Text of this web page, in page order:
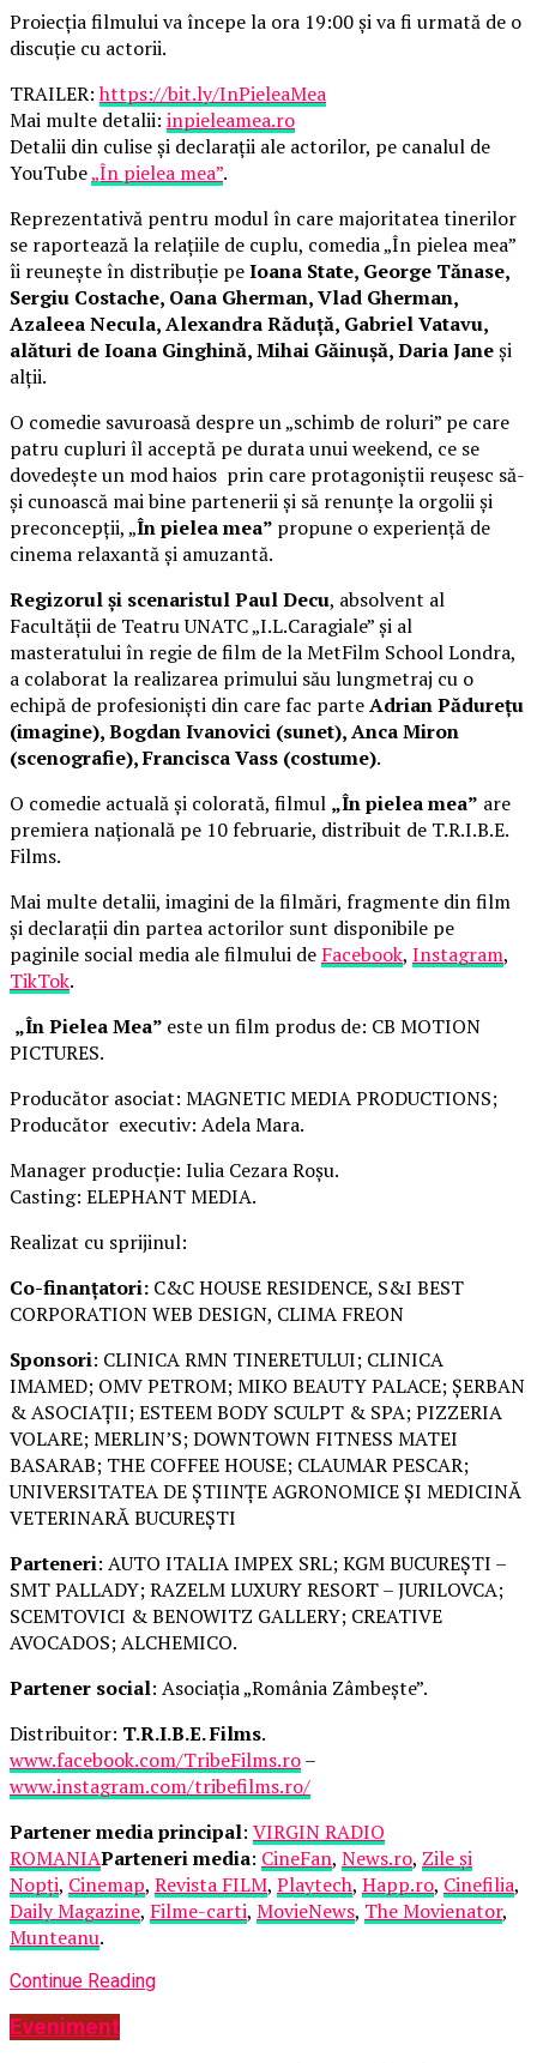
Proiecția filmului va începe la ora 19:00 și va fi urmată de o
discuție cu actorii.
TRAILER:https://bit.ly/InPieleaMea
Mai multe detalii: inpieleamea.ro
Detalii din culise și declarații ale actorilor, pe canalul de
YouTube„În pielea mea”.
Reprezentativă pentru modul în care majoritatea tinerilor
se raportează la relațiile de cuplu, comedia „În pielea mea”
îi reunește în distribuție peIoana State, George Tănase,
Sergiu Costache, Oana Gherman, Vlad Gherman,
Azaleea Necula, Alexandra Răduță, Gabriel Vatavu,
alături de Ioana Ginghină, Mihai Găinușă, Daria Janeși
alții.
O comedie savuroasă despre un „schimb de roluri” pe care
patru cupluri îl acceptă pe durata unui weekend, ce se
dovedește un mod haios prin care protagoniștii reușesc să-
și cunoască mai bine partenerii și să renunțe la orgolii și
preconcepții, „În pielea mea” propune o experiență de
cinema relaxantă și amuzantă.
Regizorul și scenaristul Paul Decu, absolvent al
Facultății de Teatru UNATC „I.L.Caragiale” și al
masteratului în regie de film de la MetFilm School Londra,
a colaborat la realizarea primului său lungmetraj cu o
echipă de profesioniști din care fac parteAdrian Pădurețu
(imagine), Bogdan Ivanovici (sunet), Anca Miron
(scenografie), Francisca Vass (costume).
O comedie actuală și colorată, filmul „În pielea mea” are
premiera națională pe 10 februarie, distribuit de T.R.I.B.E.
Films.
Mai multe detalii, imagini de la filmări, fragmente din film
și declarații din partea actorilor sunt disponibile pe
paginile social media ale filmului de Facebook, Instagram,
TikTok.
„În Pielea Mea” este un film produs de: CB MOTION
PICTURES.
Producător asociat: MAGNETIC MEDIA PRODUCTIONS;
Producător executiv: Adela Mara.
Manager producție: Iulia Cezara Roșu.
Casting: ELEPHANT MEDIA.
Realizat cu sprijinul:
Co-finanțatori: C&C HOUSE RESIDENCE, S&I BEST
CORPORATION WEB DESIGN, CLIMA FREON
Sponsori: CLINICA RMN TINERETULUI; CLINICA
IMAMED; OMV PETROM; MIKO BEAUTY PALACE; ȘERBAN
& ASOCIAȚII; ESTEEM BODY SCULPT & SPA; PIZZERIA
VOLARE; MERLIN’S; DOWNTOWN FITNESS MATEI
BASARAB; THE COFFEE HOUSE; CLAUMAR PESCAR;
UNIVERSITATEA DE ȘTIINȚE AGRONOMICE ȘI MEDICINĂ
VETERINARĂ BUCUREȘTI
Parteneri: AUTO ITALIA IMPEX SRL; KGM BUCUREȘTI –
SMT PALLADY; RAZELM LUXURY RESORT – JURILOVCA;
SCEMTOVICI & BENOWITZ GALLERY; CREATIVE
AVOCADOS; ALCHEMICO.
Partener social: Asociația „România Zâmbește”.
Distribuitor: T.R.I.B.E. Films.
www.facebook.com/TribeFilms.ro–
www.instagram.com/tribefilms.ro/
Partener media principal: VIRGIN RADIO
ROMANIAParteneri media: CineFan, News.ro, Zile și
Nopți, Cinemap, Revista FILM, Playtech, Happ.ro, Cinefilia,
Daily Magazine, Filme-carti, MovieNews, The Movienator,
Munteanu.
Continue Reading
Eveniment